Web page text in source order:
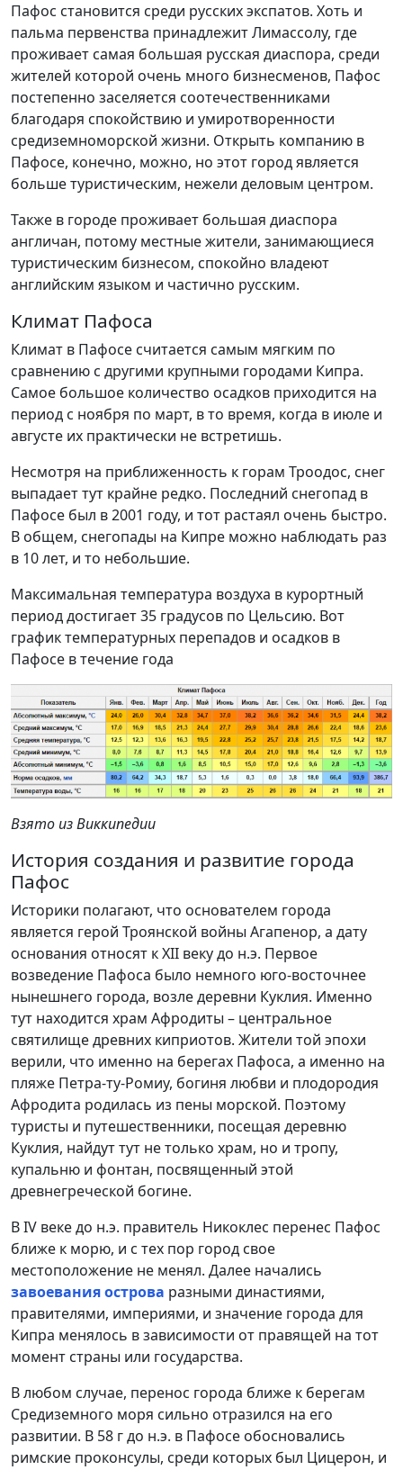
Пафос становится среди русских экспатов. Хоть и
пальма первенства принадлежит Лимассолу, где
проживает самая большая русская диаспора, среди
жителей которой очень много бизнесменов, Пафос
постепенно заселяется соотечественниками
благодаря спокойствию и умиротворенности
средиземноморской жизни. Открыть компанию в
Пафосе, конечно, можно, но этот город является
больше туристическим, нежели деловым центром.
Также в городе проживает большая диаспора
англичан, потому местные жители, занимающиеся
туристическим бизнесом, спокойно владеют
английским языком и частично русским.
Климат Пафоса
Климат в Пафосе считается самым мягким по
сравнению с другими крупными городами Кипра.
Самое большое количество осадков приходится на
период с ноября по март, в то время, когда в июле и
августе их практически не встретишь.
Несмотря на приближенность к горам Троодос, снег
выпадает тут крайне редко. Последний снегопад в
Пафосе был в 2001 году, и тот растаял очень быстро.
В общем, снегопады на Кипре можно наблюдать раз
в 10 лет, и то небольшие.
Максимальная температура воздуха в курортный
период достигает 35 градусов по Цельсию. Вот
график температурных перепадов и осадков в
Пафосе в течение года
Взято из Виккипедии
История создания и развитие города
Пафос
Историки полагают, что основателем города
является герой Троянской войны Агапенор, а дату
основания относят к XII веку до н.э. Первое
возведение Пафоса было немного юго-восточнее
нынешнего города, возле деревни Куклия. Именно
тут находится храм Афродиты – центральное
святилище древних киприотов. Жители той эпохи
верили, что именно на берегах Пафоса, а именно на
пляже Петра-ту-Ромиу, богиня любви и плодородия
Афродита родилась из пены морской. Поэтому
туристы и путешественники, посещая деревню
Куклия, найдут тут не только храм, но и тропу,
купальню и фонтан, посвященный этой
древнегреческой богине.
В IV веке до н.э. правитель Никоклес перенес Пафос
ближе к морю, и с тех пор город свое
местоположение не менял. Далее начались
завоевания острова разными династиями,
правителями, империями, и значение города для
Кипра менялось в зависимости от правящей на тот
момент страны или государства.
В любом случае, перенос города ближе к берегам
Средиземного моря сильно отразился на его
развитии. В 58 г до н.э. в Пафосе обосновались
римские проконсулы, среди которых был Цицерон, и